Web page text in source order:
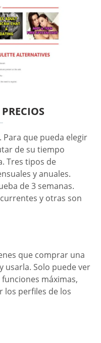
Para que pueda elegir
de su tiempo
Tres tipos de
y anuales.
de 3 semanas.
y otras son
que comprar una
usarla. Solo puede ver
máximas,
los perfiles de los